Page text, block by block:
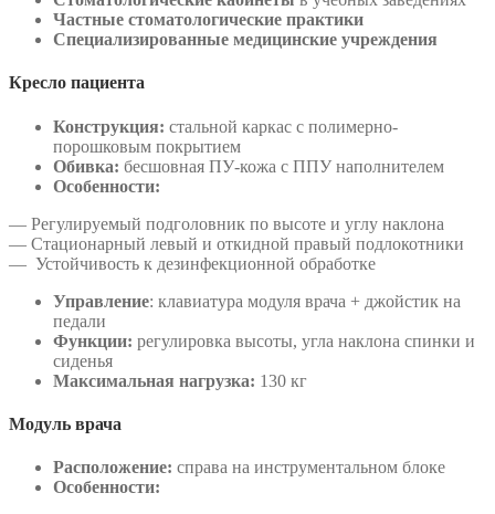
Частные стоматологические практики
Специализированные медицинские учреждения
Кресло пациента
Конструкция: стальной каркас с полимерно-
порошковым покрытием
Обивка: бесшовная ПУ-кожа с ППУ наполнителем
Особенности:
— Регулируемый подголовник по высоте и углу наклона
— Стационарный левый и откидной правый подлокотники
— Устойчивость к дезинфекционной обработке
Управление: клавиатура модуля врача + джойстик на
педали
Функции: регулировка высоты, угла наклона спинки и
сиденья
Максимальная нагрузка: 130 кг
Модуль врача
Расположение: справа на инструментальном блоке
Особенности: